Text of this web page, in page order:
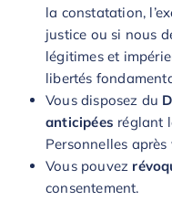
la constatation,
justice ou si nous
légitimes et
libertés
Vous disposez du
anticipées réglant
Personnelles
Vous pouvez
consentement.